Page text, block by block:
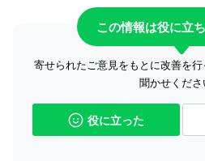
この情報は役に立
寄せられたご意見をもとに改善を
聞かせくださ
役に立った